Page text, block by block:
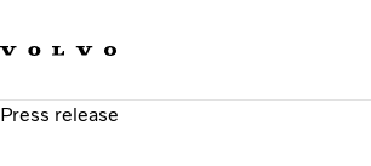
Carreira
Press release